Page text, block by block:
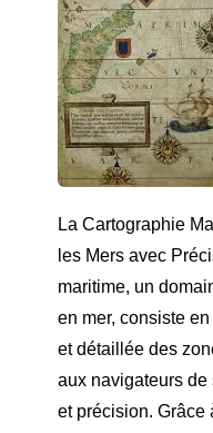
La Cartographie
les Mers avec
maritime, un
en mer, consiste
et détaillée des
aux navigateurs
et précision. Grâce